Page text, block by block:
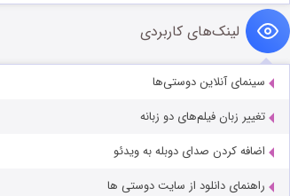
لینک‌های کاربردی
سینمای آنلاین دوستی‌ها
تغییر زبان فیلم‌های دو زبانه
اضافه کردن صدای دوبله به ویدئو
راهنمای دانلود از سایت دوستی ها